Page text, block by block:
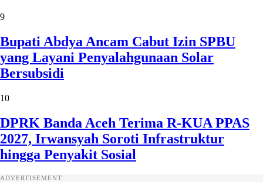
9
Bupati Abdya Ancam Cabut Izin SPBU
yang Layani Penyalahgunaan Solar
Bersubsidi
10
DPRK Banda Aceh Terima R-KUA PPAS
2027, Irwansyah Soroti Infrastruktur
hingga Penyakit Sosial
ADVERTISEMENT